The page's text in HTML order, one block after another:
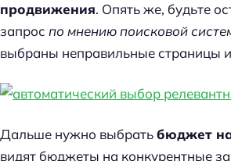
продвижения. Опять же, будьте
запрос по мнению поисковой
выбраны неправильные страницы
Дальше нужно выбратьбюджет
видят бюджеты на конкурентные